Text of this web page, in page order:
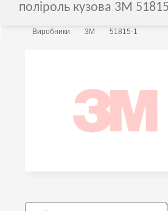
поліроль кузова 3М
Виробники 3M 51815-1